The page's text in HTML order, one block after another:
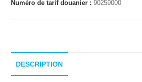
Numéro de tarif douanier :90259000
DESCRIPTION